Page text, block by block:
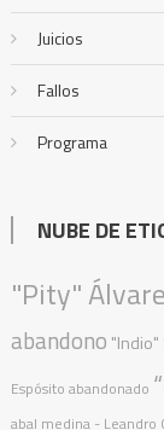
Juicios
Fallos
Programa
NUBE DE
"Pity"
abandono "Indio"
Espósito abandonado
abal medina - Leandro